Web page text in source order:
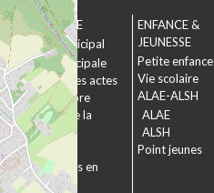
VOTRE MAIRIE
Le conseil municipal
L’équipe municipale
Publication des actes
Expression libre
Les services de la
mairie
Démarches
administratives en
ligne
ENFANCE &
JEUNESSE
Petite enfance
Vie scolaire
ALAE-ALSH
ALAE
ALSH
Point jeunes